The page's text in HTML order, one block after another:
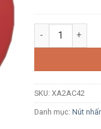
Nút nhấn nhả
SKU: XA2AC42
Danh mục: Nút